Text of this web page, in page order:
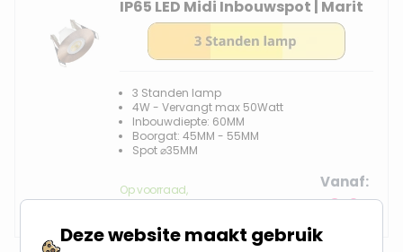
IP65 LED Midi Inbouwspot | Marit
3 Standen lamp
4W - Vervangt max 50Watt
Inbouwdiepte: 60MM
Boorgat: 45MM - 55MM
Spot ⌀35MM
Op voorraad,
Maandag verzonden
Vanaf
13,95
Deze website maakt gebruik